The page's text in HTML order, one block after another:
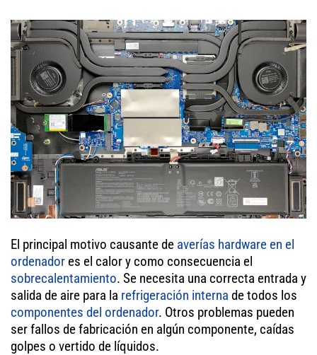
El principal motivo causante de averías hardware en el
ordenador es el calor y como consecuencia el
sobrecalentamiento. Se necesita una correcta entrada y
salida de aire para la refrigeración interna de todos los
componentes del ordenador. Otros problemas pueden
ser fallos de fabricación en algún componente, caídas
golpes o vertido de líquidos.